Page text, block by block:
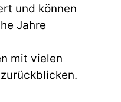
und können
Jahre
mit vielen